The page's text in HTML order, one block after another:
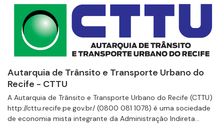
Autarquia de Trânsito e Transporte Urbano do
Recife - CTTU
A Autarquia de Trânsito e Transporte Urbano do Recife (CTTU)
http://cttu.recife.pe.gov.br/ (0800 081 1078) é uma sociedade
de economia mista integrante da Administração Indireta...